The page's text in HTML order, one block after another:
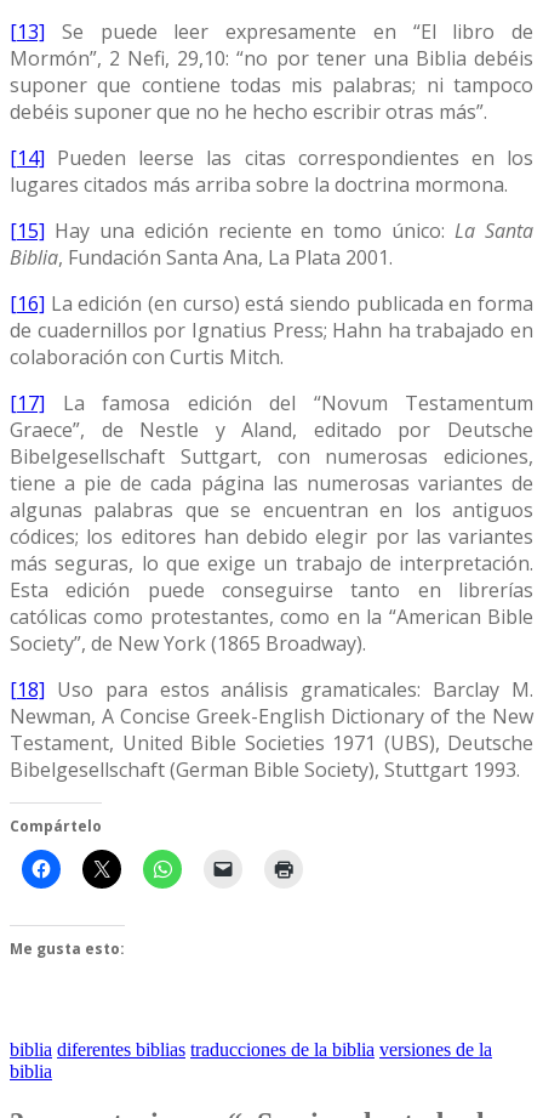
[13] Se puede leer expresamente en “El libro de
Mormón”, 2 Nefi, 29,10: “no por tener una Biblia debéis
suponer que contiene todas mis palabras; ni tampoco
debéis suponer que no he hecho escribir otras más”.
[14] Pueden leerse las citas correspondientes en los
lugares citados más arriba sobre la doctrina mormona.
[15] Hay una edición reciente en tomo único:La Santa
Biblia, Fundación Santa Ana, La Plata 2001.
[16] La edición (en curso) está siendo publicada en forma
de cuadernillos por Ignatius Press; Hahn ha trabajado en
colaboración con Curtis Mitch.
[17] La famosa edición del “Novum Testamentum
Graece”, de Nestle y Aland, editado por Deutsche
Bibelgesellschaft Suttgart, con numerosas ediciones,
tiene a pie de cada página las numerosas variantes de
algunas palabras que se encuentran en los antiguos
códices; los editores han debido elegir por las variantes
más seguras, lo que exige un trabajo de interpretación.
Esta edición puede conseguirse tanto en librerías
católicas como protestantes, como en la “American Bible
Society”, de New York (1865 Broadway).
[18] Uso para estos análisis gramaticales: Barclay M.
Newman, A Concise Greek-English Dictionary of the New
Testament, United Bible Societies 1971 (UBS), Deutsche
Bibelgesellschaft (German Bible Society), Stuttgart 1993.
Compártelo
Me gusta esto:
biblia diferentes biblias traducciones de la biblia versiones de la
biblia